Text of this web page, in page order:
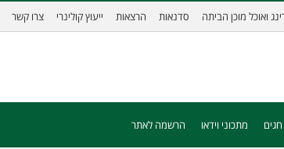
ואוכל מוכן הביתה סדנאות הרצאות ייעוץ קולינרי צרו קשר
מתכוני וידאו הרשמה לאתר